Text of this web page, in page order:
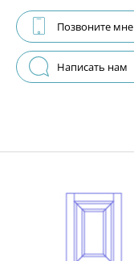
Позвоните мне
Написать нам